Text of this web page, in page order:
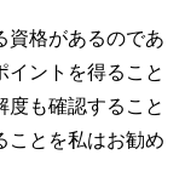
資格があるのであ
ントを得ること
も確認すること
ことを私はお勧め